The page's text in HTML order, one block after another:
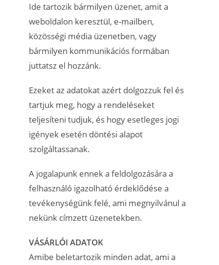
Ide tartozik bármilyen üzenet, amit a
weboldalon keresztül, e-mailben,
közösségi média üzenetben, vagy
bármilyen kommunikációs formában
juttatsz el hozzánk.
Ezeket az adatokat azért dolgozzuk fel és
tartjuk meg, hogy a rendeléseket
teljesíteni tudjuk, és hogy esetleges jogi
igények esetén döntési alapot
szolgáltassanak.
A jogalapunk ennek a feldolgozására a
felhasználó igazolható érdeklődése a
tevékenységünk felé, ami megnyilvánul a
nekünk címzett üzenetekben.
VÁSÁRLÓI ADATOK
Amibe beletartozik minden adat, ami a